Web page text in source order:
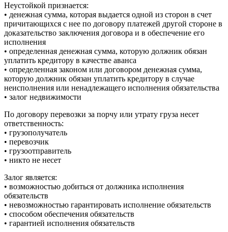
Неустойкой признается:
• денежная сумма, которая выдается одной из сторон в счет
причитающихся с нее по договору платежей другой стороне в
доказательство заключения договора и в обеспечение его
исполнения
• определенная денежная сумма, которую должник обязан
уплатить кредитору в качестве аванса
• определенная законом или договором денежная сумма,
которую должник обязан уплатить кредитору в случае
неисполнения или ненадлежащего исполнения обязательства
• залог недвижимости
По договору перевозки за порчу или утрату груза несет
ответственность:
• грузополучатель
• перевозчик
• грузоотправитель
• никто не несет
Залог является:
• возможностью добиться от должника исполнения
обязательств
• невозможностью гарантировать исполнение обязательств
• способом обеспечения обязательств
• гарантией исполнения обязательств